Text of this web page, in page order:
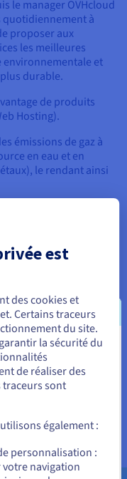
le manager OVHcloud
quotidiennement à
proposer aux
les meilleures
et
durable.
de produits
Hosting).
émissions de gaz à
en eau et en
le rendant ainsi
produits
en États-
votre pays (États-
- $
est
des cookies et
Certains traceurs
du site.
la sécurité du
de réaliser des
traceurs sont
également :
personnalisation :
navigation